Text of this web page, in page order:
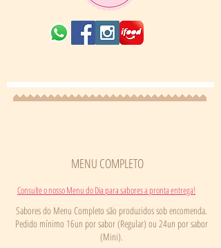
MENU COMPLETO
Consulte o nosso Menu do Dia para sabores a pronta entrega!
Sabores do Menu Completo são produzidos sob encomenda.
Pedido mínimo 16un por sabor (Regular) ou 24un por sabor
(Mini).